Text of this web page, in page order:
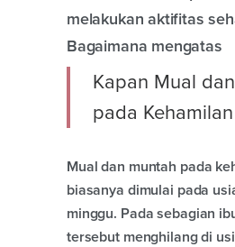
melakukan aktifitas
Bagaimana mengatas
Kapan Mual
pada
Mual dan muntah pada
biasanya dimulai pada
minggu. Pada sebagian
tersebut menghilang di